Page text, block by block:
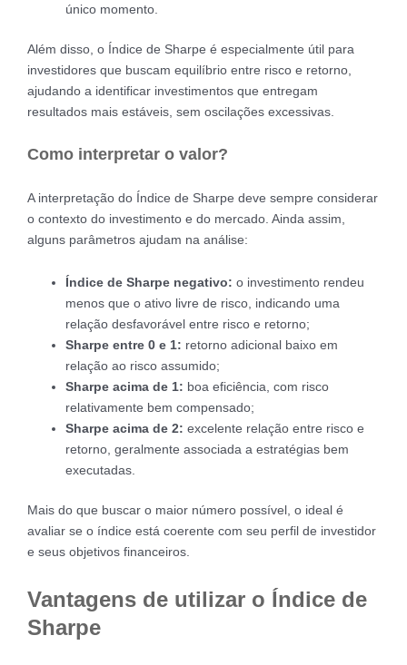
único momento.
Além disso, o Índice de Sharpe é especialmente útil para
investidores que buscam equilíbrio entre risco e retorno,
ajudando a identificar investimentos que entregam
resultados mais estáveis, sem oscilações excessivas.
Como interpretar o valor?
A interpretação do Índice de Sharpe deve sempre considerar
o contexto do investimento e do mercado. Ainda assim,
alguns parâmetros ajudam na análise:
Índice de Sharpe negativo: o investimento rendeu
menos que o ativo livre de risco, indicando uma
relação desfavorável entre risco e retorno;
Sharpe entre 0 e 1: retorno adicional baixo em
relação ao risco assumido;
Sharpe acima de 1: boa eficiência, com risco
relativamente bem compensado;
Sharpe acima de 2: excelente relação entre risco e
retorno, geralmente associada a estratégias bem
executadas.
Mais do que buscar o maior número possível, o ideal é
avaliar se o índice está coerente com seu perfil de investidor
e seus objetivos financeiros.
Vantagens de utilizar o Índice de
Sharpe